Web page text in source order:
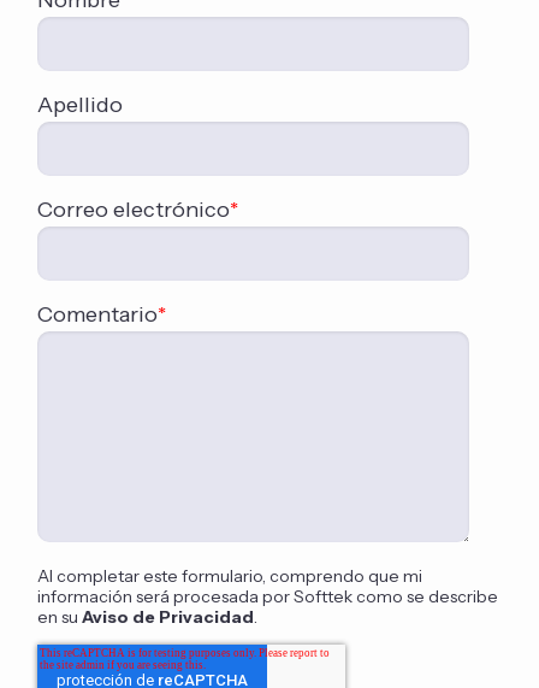
Apellido
Correo electrónico*
Comentario*
Al completar este formulario, comprendo que mi
información será procesada por Softtek como se describe
en suAviso de Privacidad.